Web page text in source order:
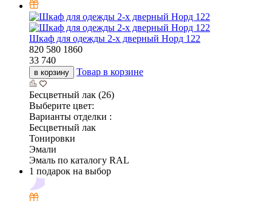
Шкаф для одежды 2-х дверный Норд 122
820 580 1860
33 740
в корзину Товар в корзине
Бесцветный лак (26)
Выберите цвет:
Варианты отделки :
Бесцветный лак
Тонировки
Эмали
Эмаль по каталогу RAL
1 подарок на выбор